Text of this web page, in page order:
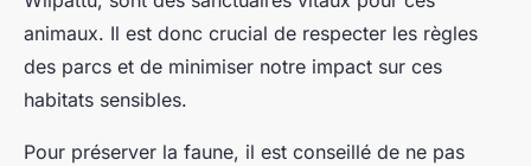
animaux. Il est donc crucial de respecter les règles
des parcs et de minimiser notre impact sur ces
habitats sensibles.
Pour préserver la faune, il est conseillé de ne pas